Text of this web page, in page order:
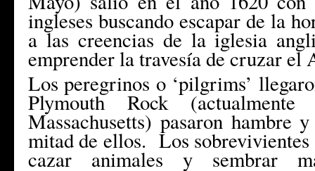
ingleses buscando escapar de la
a las creencias de la iglesia
emprender la travesía de cruzar
Los peregrinos o ‘pilgrims’
Plymouth Rock
Massachusetts) pasaron
mitad de ellos. Los sobrevivientes
cazar animales y sembrar